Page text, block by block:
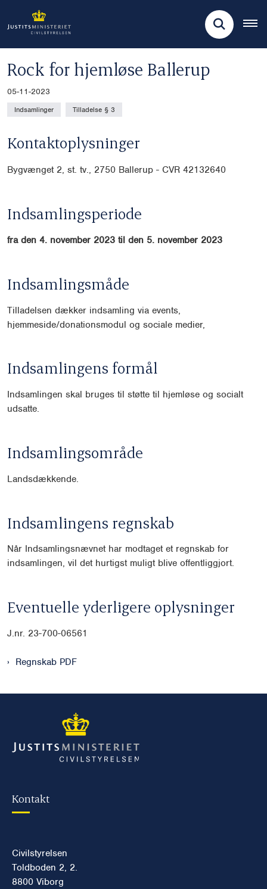
Rock for hjemløse Ballerup
05-11-2023
Indsamlinger Tilladelse § 3
Kontaktoplysninger
Bygvænget 2, st. tv., 2750 Ballerup - CVR 42132640
Indsamlingsperiode
fra den 4. november 2023 til den 5. november 2023
Indsamlingsmåde
Tilladelsen dækker indsamling via events,
hjemmeside/donationsmodul og sociale medier,
Indsamlingens formål
Indsamlingen skal bruges til støtte til hjemløse og socialt
udsatte.
Indsamlingsområde
Landsdækkende.
Indsamlingens regnskab
Når Indsamlingsnævnet har modtaget et regnskab for
indsamlingen, vil det hurtigst muligt blive offentliggjort.
Eventuelle yderligere oplysninger
J.nr. 23-700-06561
Regnskab PDF
Kontakt
Civilstyrelsen
Toldboden 2, 2.
8800 Viborg